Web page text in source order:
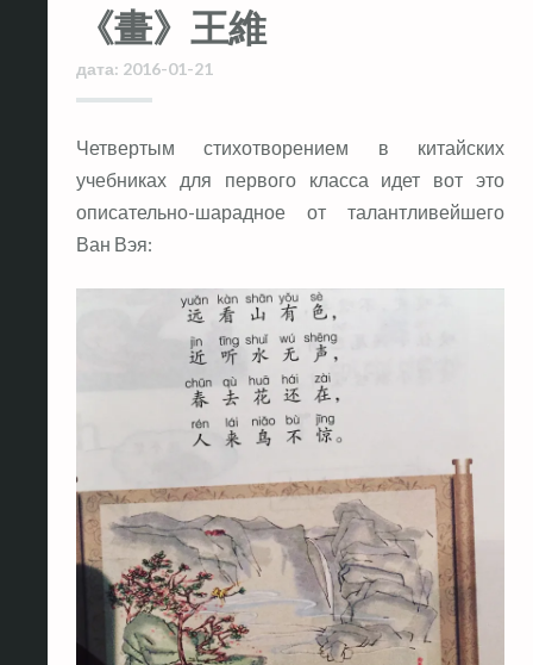
《畫》王維
дата: 2016-01-21
Четвертым стихотворением в китайских
учебниках для первого класса идет вот это
описательно-шарадное от талантливейшего
Ван Вэя: